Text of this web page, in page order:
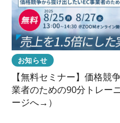
お知らせ
【無料セミナー】価格競
業者のための90分トレー
ージへ→）